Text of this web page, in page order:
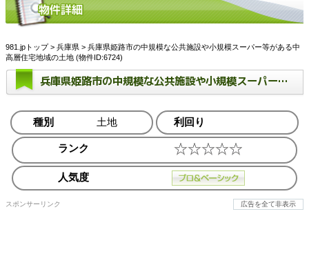
981.jpトップ> 兵庫県 > 兵庫県姫路市の中規模な公共施設や小規模スーパー等がある中
高層住宅地域の土地 (物件ID:6724)
兵庫県姫路市の中規模な公共施設や小規模スーパー等がある中高層住宅地域の土地
種別 土地 利回り
ランク
人気度
スポンサーリンク 広告を全て非表示